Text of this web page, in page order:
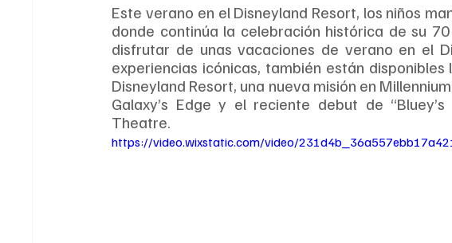
Este verano en el Disneyland Resort, los niños
donde continúa la celebración histórica de su
disfrutar de unas vacaciones de verano en el
experiencias icónicas, también están
Disneyland Resort, una nueva misión en
Galaxy’s Edge y el reciente debut de
Theatre.
https://video.wixstatic.com/video/